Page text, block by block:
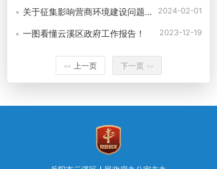
关于征集影响营商环境建设问题线索的公告 2024-02-01
一图看懂云溪区政府工作报告！ 2023-12-19
<< 上一页 下一页 >>